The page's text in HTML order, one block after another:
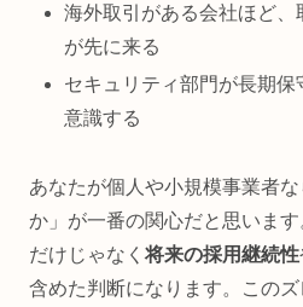
海外取引がある会社ほど、
が先に来る
セキュリティ部門が長期保
意識する
あなたが個人や小規模事業者
か」が一番の関心だと思いま
だけじゃなく将来の採用継続性
含めた判断になります。この